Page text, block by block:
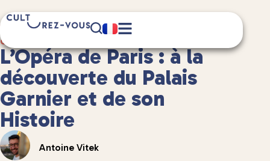
Culture
7 minute(s) de lecture
L’Opéra de Paris : à la
découverte du Palais
Garnier et de son
Histoire
Antoine Vitek